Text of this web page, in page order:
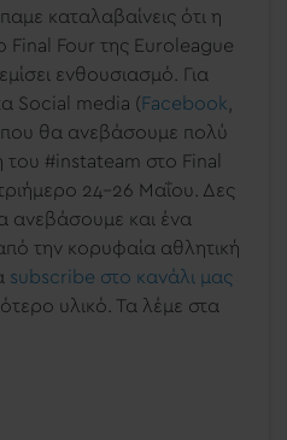
καταλαβαίνεις ότι η
Final Four της Euroleague
ενθουσιασμό. Για
Social media (Facebook
θα ανεβάσουμε πολύ
#instateam στο Final
24-26 Μαΐου. Δες
ανεβάσουμε και ένα
την κορυφαία αθλητική
subscribe στο κανάλι μας
υλικό. Τα λέμε στα